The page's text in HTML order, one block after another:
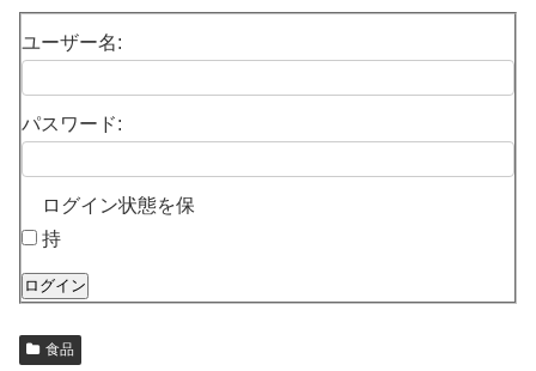
ユーザー名:
パスワード:
ログイン状態を保
持
ログイン
食品